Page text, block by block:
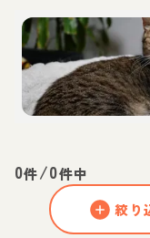
0件/0件中
絞り